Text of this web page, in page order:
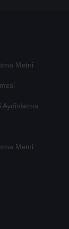
Metni̇
Aydinlatma
Metni̇